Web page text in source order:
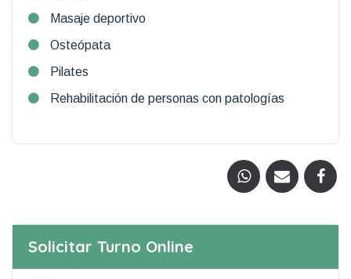
Masaje deportivo
Osteópata
Pilates
Rehabilitación de personas con patologías
Solicitar Turno Online